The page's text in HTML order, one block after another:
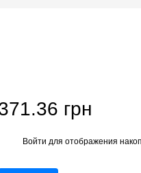
грн
Войти для отображения